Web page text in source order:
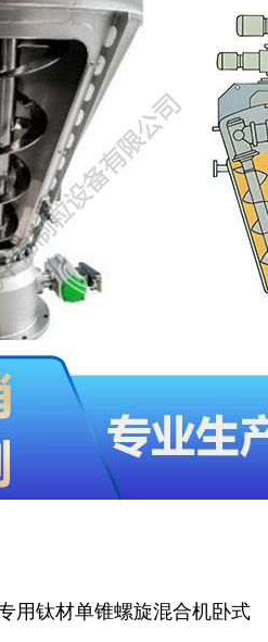
用钛材单锥螺旋混合机卧式